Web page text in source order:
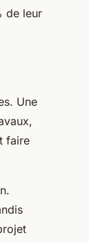
de leur
Une
faire